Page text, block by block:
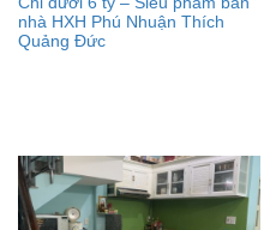
nhà HXH Phú Nhuận Thích
Quảng Đức